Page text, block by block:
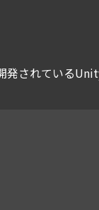
発されている